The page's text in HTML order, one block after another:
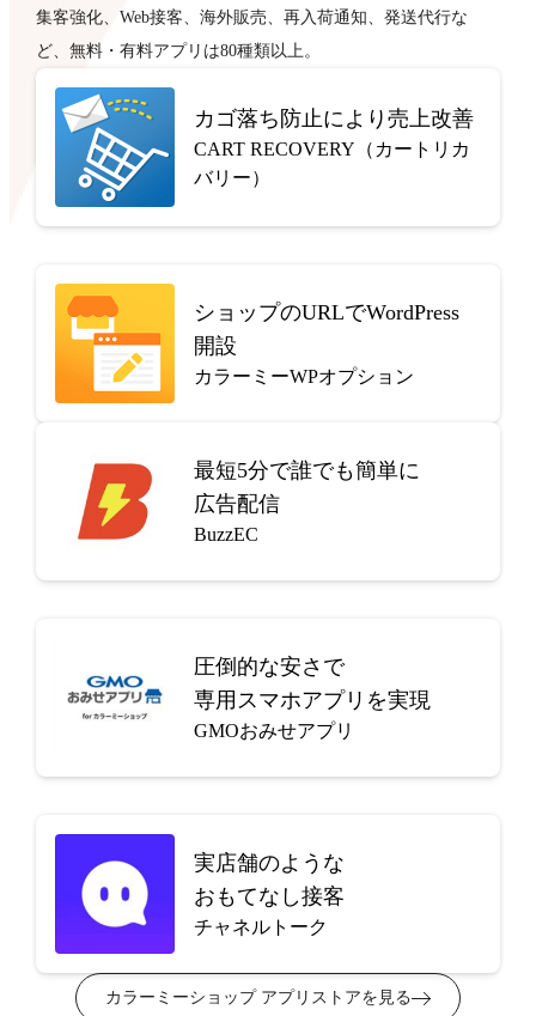
集客強化、Web接客、海外販売、再入荷通知、発送代行な
ど、無料・有料アプリは80種類以上。
カゴ落ち防止により売上改善
CART RECOVERY（カートリカ
バリー）
ショップのURLでWordPress
開設
カラーミーWPオプション
最短5分で誰でも簡単に
広告配信
BuzzEC
圧倒的な安さで
専用スマホアプリを実現
GMOおみせアプリ
実店舗のような
おもてなし接客
チャネルトーク
カラーミーショップ アプリストアを見る